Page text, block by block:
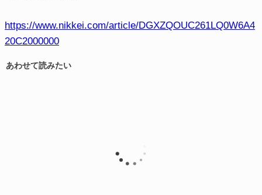
https://www.nikkei.com/article/DGXZQOUC261LQ0W6A4
20C2000000
あわせて読みたい